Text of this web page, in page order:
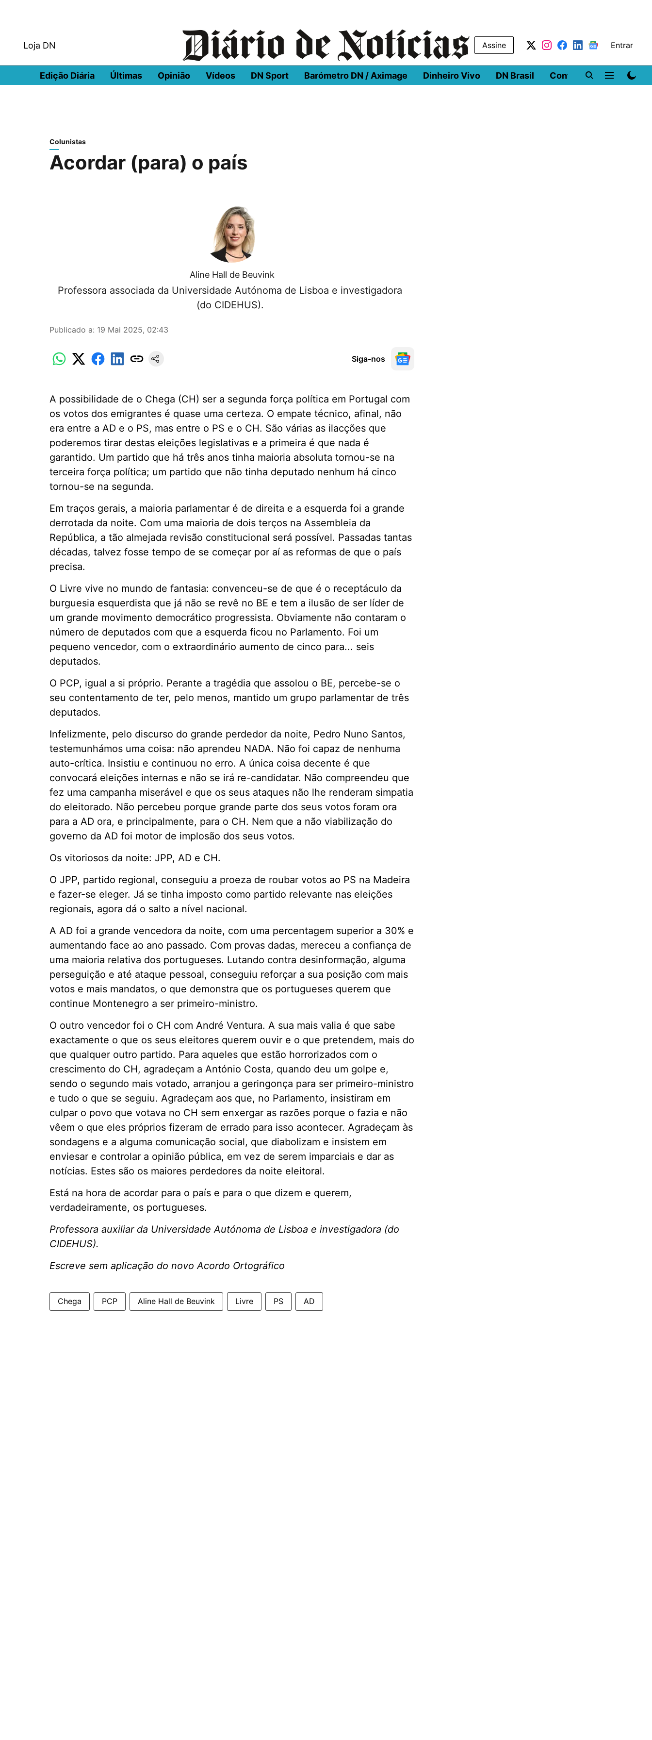
Loja DN Assine Entrar
Edição Diária Últimas Opinião Vídeos DN Sport Barómetro DN / Aximage Dinheiro Vivo DN Brasil Conferências DN
Colunistas
Acordar (para) o país
Aline Hall de Beuvink
Professora associada da Universidade Autónoma de Lisboa e investigadora
(do CIDEHUS).
Publicado a: 19 Mai 2025, 02:43
Siga-nos
A possibilidade de o Chega (CH) ser a segunda força política em Portugal com
os votos dos emigrantes é quase uma certeza. O empate técnico, afinal, não
era entre a AD e o PS, mas entre o PS e o CH. São várias as ilacções que
poderemos tirar destas eleições legislativas e a primeira é que nada é
garantido. Um partido que há três anos tinha maioria absoluta tornou-se na
terceira força política; um partido que não tinha deputado nenhum há cinco
tornou-se na segunda.
Em traços gerais, a maioria parlamentar é de direita e a esquerda foi a grande
derrotada da noite. Com uma maioria de dois terços na Assembleia da
República, a tão almejada revisão constitucional será possível. Passadas tantas
décadas, talvez fosse tempo de se começar por aí as reformas de que o país
precisa.
O Livre vive no mundo de fantasia: convenceu-se de que é o receptáculo da
burguesia esquerdista que já não se revê no BE e tem a ilusão de ser líder de
um grande movimento democrático progressista. Obviamente não contaram o
número de deputados com que a esquerda ficou no Parlamento. Foi um
pequeno vencedor, com o extraordinário aumento de cinco para... seis
deputados.
O PCP, igual a si próprio. Perante a tragédia que assolou o BE, percebe-se o
seu contentamento de ter, pelo menos, mantido um grupo parlamentar de três
deputados.
Infelizmente, pelo discurso do grande perdedor da noite, Pedro Nuno Santos,
testemunhámos uma coisa: não aprendeu NADA. Não foi capaz de nenhuma
auto-crítica. Insistiu e continuou no erro. A única coisa decente é que
convocará eleições internas e não se irá re-candidatar. Não compreendeu que
fez uma campanha miserável e que os seus ataques não lhe renderam simpatia
do eleitorado. Não percebeu porque grande parte dos seus votos foram ora
para a AD ora, e principalmente, para o CH. Nem que a não viabilização do
governo da AD foi motor de implosão dos seus votos.
Os vitoriosos da noite: JPP, AD e CH.
O JPP, partido regional, conseguiu a proeza de roubar votos ao PS na Madeira
e fazer-se eleger. Já se tinha imposto como partido relevante nas eleições
regionais, agora dá o salto a nível nacional.
A AD foi a grande vencedora da noite, com uma percentagem superior a 30% e
aumentando face ao ano passado. Com provas dadas, mereceu a confiança de
uma maioria relativa dos portugueses. Lutando contra desinformação, alguma
perseguição e até ataque pessoal, conseguiu reforçar a sua posição com mais
votos e mais mandatos, o que demonstra que os portugueses querem que
continue Montenegro a ser primeiro-ministro.
O outro vencedor foi o CH com André Ventura. A sua mais valia é que sabe
exactamente o que os seus eleitores querem ouvir e o que pretendem, mais do
que qualquer outro partido. Para aqueles que estão horrorizados com o
crescimento do CH, agradeçam a António Costa, quando deu um golpe e,
sendo o segundo mais votado, arranjou a geringonça para ser primeiro-ministro
e tudo o que se seguiu. Agradeçam aos que, no Parlamento, insistiram em
culpar o povo que votava no CH sem enxergar as razões porque o fazia e não
vêem o que eles próprios fizeram de errado para isso acontecer. Agradeçam às
sondagens e a alguma comunicação social, que diabolizam e insistem em
enviesar e controlar a opinião pública, em vez de serem imparciais e dar as
notícias. Estes são os maiores perdedores da noite eleitoral.
Está na hora de acordar para o país e para o que dizem e querem,
verdadeiramente, os portugueses.
Professora auxiliar da Universidade Autónoma de Lisboa e investigadora (do
CIDEHUS).
Escreve sem aplicação do novo Acordo Ortográfico
Chega PCP Aline Hall de Beuvink Livre PS AD